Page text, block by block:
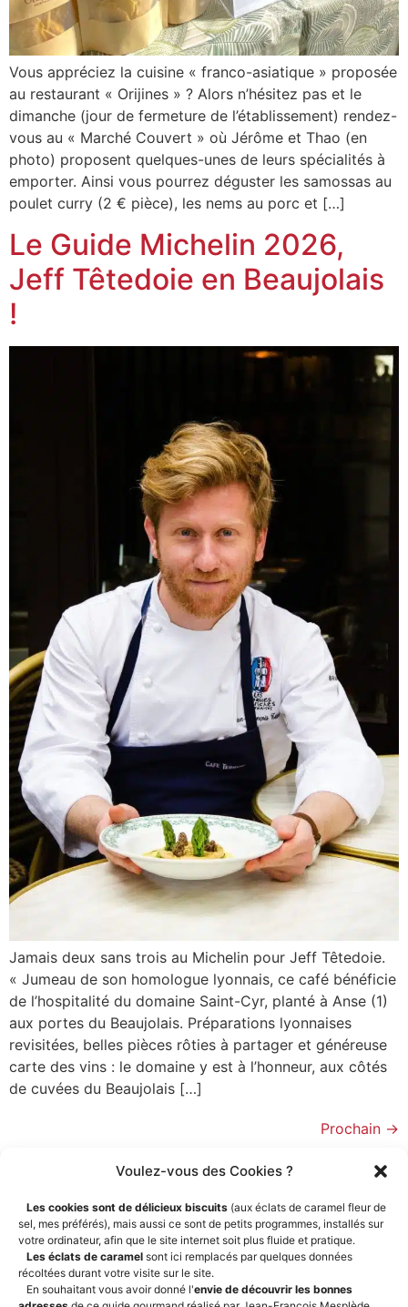
Voulez-vous des Cookies ?
Les cookies sont de délicieux biscuits (aux éclats de caramel fleur de
sel, mes préférés), mais aussi ce sont de petits programmes, installés sur
votre ordinateur, afin que le site internet soit plus fluide et pratique.
Les éclats de caramel sont ici remplacés par quelques données
récoltées durant votre visite sur le site.
En souhaitant vous avoir donné l'envie de découvrir les bonnes
Vous appréciez la cuisine « franco-asiatique » proposée
au restaurant « Orijines » ? Alors n’hésitez pas et le
dimanche (jour de fermeture de l’établissement) rendez-
vous au « Marché Couvert » où Jérôme et Thao (en
photo) proposent quelques-unes de leurs spécialités à
emporter. Ainsi vous pourrez déguster les samossas au
poulet curry (2 € pièce), les nems au porc et […]
Le Guide Michelin 2026,
Jeff Têtedoie en Beaujolais
!
Jamais deux sans trois au Michelin pour Jeff Têtedoie.
« Jumeau de son homologue lyonnais, ce café bénéficie
de l’hospitalité du domaine Saint-Cyr, planté à Anse (1)
aux portes du Beaujolais. Préparations lyonnaises
revisitées, belles pièces rôties à partager et généreuse
carte des vins : le domaine y est à l’honneur, aux côtés
de cuvées du Beaujolais […]
Prochain →